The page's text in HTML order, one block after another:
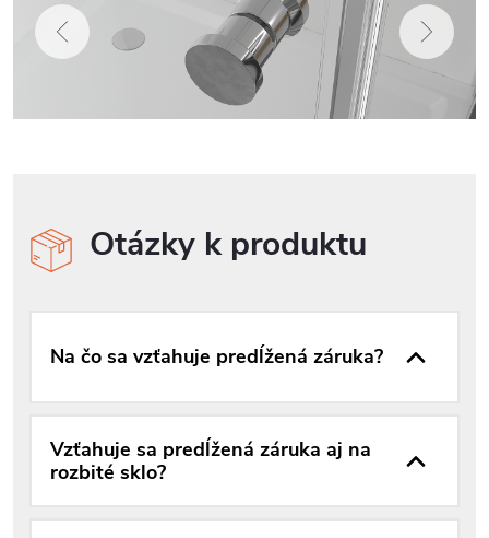
Otázky k produktu
Na čo sa vzťahuje predĺžená záruka?
Vzťahuje sa predĺžená záruka aj na
rozbité sklo?